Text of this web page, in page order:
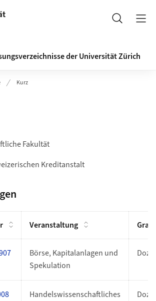
Suche
der Universität Zürich
Kurz
Fakultät
Kreditanstalt
Veranstaltung Grad
Börse, Kapitalanlagen und
Spekulation
Doz
Handelswissenschaftliches
Doz